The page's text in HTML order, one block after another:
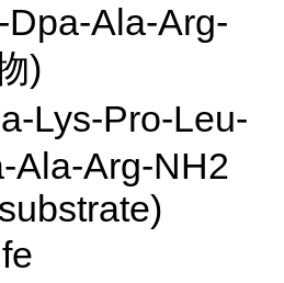
Ala-Arg-
)
Lys-Pro-Leu-
Ala-Arg-NH2